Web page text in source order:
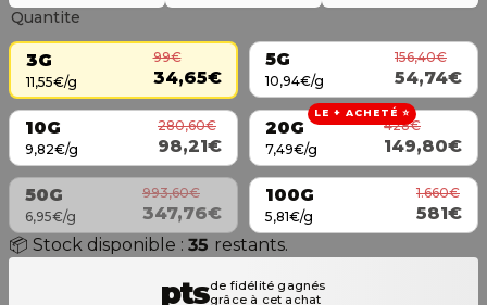
Quantite
3G
11,55€/g
99€
34,65€
5G
10,94€/g
156,40€
54,74€
10G
9,82€/g
280,60€
98,21€
LE + ACHETÉ ⭐
20G
7,49€/g
428€
149,80€
50G
6,95€/g
993,60€
347,76€
100G
5,81€/g
1.660€
581€
📦 Stock disponible : 35 restants.